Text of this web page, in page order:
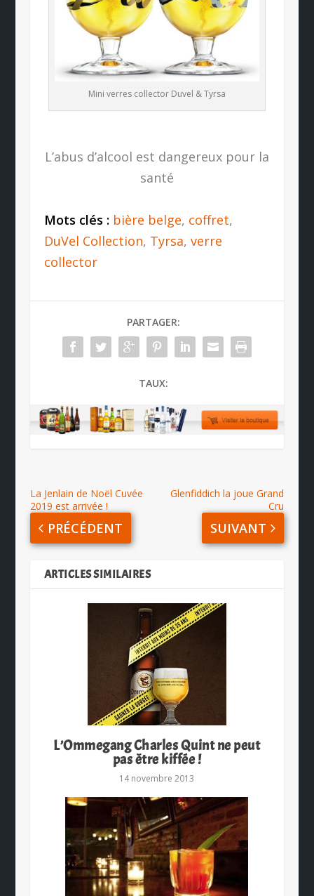
Mini verres collector Duvel & Tyrsa
L’abus d’alcool est dangereux pour la
santé
Mots clés : bière belge, coffret,
DuVel Collection, Tyrsa, verre
collector
PARTAGER:
TAUX:
La Jenlain de Noël Cuvée
2019 est arrivée !
PRÉCÉDENT
Glenfiddich la joue Grand
Cru
SUIVANT
ARTICLES SIMILAIRES
L’Ommegang Charles Quint ne peut
pas être kiffée !
14 novembre 2013